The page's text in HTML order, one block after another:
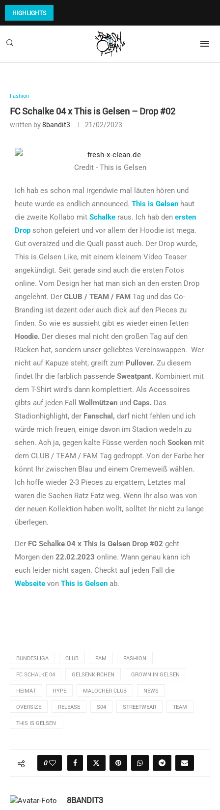
HIGHLIGHTS
Fashion
FC Schalke 04 x This is Gelsen – Drop #02
written by8bandit3 21/02/2023
Credit - This is Gelsen
Ich hab es schon mal irgendwie mal läuten hören und
heute wurde es endlich announced. This is Gelsen haut
die zweite Kollabo mit Schalke raus. Ich hab den ersten
Drop schon gefeiert und vor allem der Hoodie ist mega.
Gut oversized und die Quali passt auch. Der Drop wurde,
This is Gelsen Like, mit einem kleinem Video Teaser
angekündigt. Seit gerade sind auch die ersten Fotos
online. Vom Design her hat man sich an den ersten Drop
angelehnt. Der CLUB / TEAM / FAM Tag und das Co-
Branding ist dezent oder auch dick auf den Pieces zu
finden. So wie es aussieht gibt es wieder einen fetten
Hoodie. Der dieses mal nicht den großen Tag auf den
Rücken hat, sondern unser geliebtes Vereinswappen. Wer
nicht auf Kapuze steht, greift zum Pullover. Zu diesem
findet Ihr die farblich passende Sweatpant. Kombiniert mit
dem T-Shirt wird’s dann komplettiert. Als Accessoires
gibts auf jeden Fall Wollmützen und Caps. Das
Stadionhighlight, der Fanschal, darf nicht fehlen und ich
würde mich freuen, einige davon im Stadion wedeln zu
sehen. Ach ja, gegen kalte Füsse werden noch Socken mit
dem CLUB / TEAM / FAM Tag gedroppt. Von der Farbe her
könnt Ihr zwischen Blau und einem Cremeweiß wählen.
Ich hoffe wieder 2-3 Pieces zu ergattern, Letztes mal
waren die Sachen Ratz Fatz weg. Wenn Ihr also was von
der neuen Kollektion haben wollt, solltet Ihr nicht zu lange
überlegen.
Der FC Schalke 04 x This is Gelsen Drop #02 geht
Morgen den 22.02.2023 online. Wann genau kann ich
euch leider nicht sagen. Checkt auf jeden Fall die
Webseite von This is Gelsen ab.
BUNDESLIGA CLUB FAM FASHION
FC SCHALKE 04 GELSENKIRCHEN GROWN IN GELSEN
HEIMAT HYPE MALOCHER CLUB NEWS
OVERSIZE RELEASE S04 STREETWEAR TEAM
THIS IS GELSEN
0
8BANDIT3